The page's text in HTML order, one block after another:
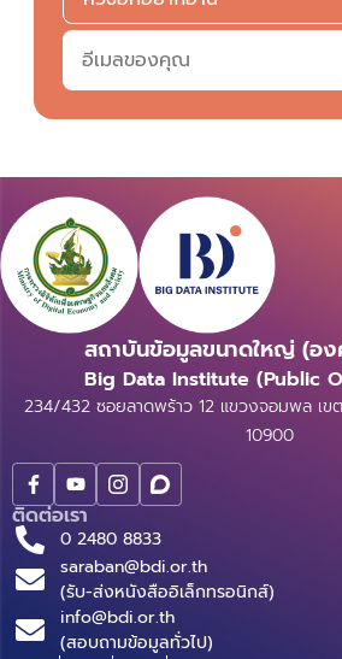
สถาบันข้อมูลขนาดใหญ่ (อง
Big Data Institute (Public
234/432 ซอยลาดพร้าว 12 แขวงจอมพล เ
10900
ติดต่อเรา
0 2480 8833
saraban@bdi.or.th
(รับ-ส่งหนังสืออิเล็กทรอนิกส์)
info@bdi.or.th
(สอบถามข้อมูลทั่วไป)